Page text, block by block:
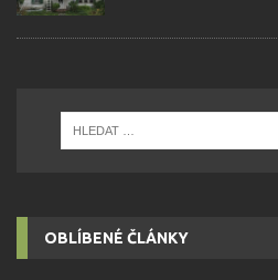
OBLÍBENÉ ČLÁNKY